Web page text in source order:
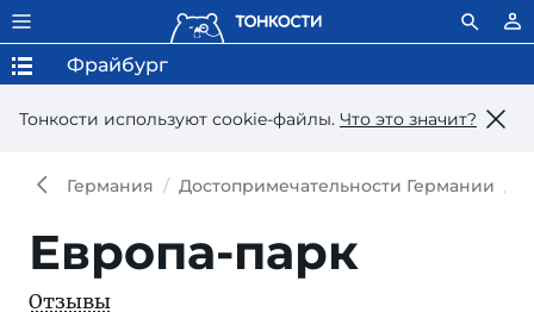
Тонкости используют сookie-файлы. Что это значит?
Фрайбург
Германия Достопримечательности Германии
Европа-парк
Отзывы